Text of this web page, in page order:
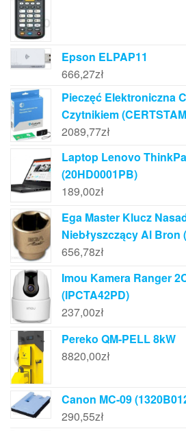
Epson ELPAP11
666,27zł
Pieczęć Elektroniczna
Czytnikiem
2089,77zł
Laptop Lenovo
(20HD0001PB)
189,00zł
Ega Master Klucz
Niebłyszczący Al Bron
656,78zł
Imou Kamera Ranger
(IPCTA42PD)
237,00zł
Pereko QM-PELL 8kW
8820,00zł
Canon MC-09
290,55zł